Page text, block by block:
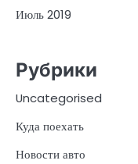
Июль 2019
Рубрики
Uncategorised
Куда поехать
Новости авто